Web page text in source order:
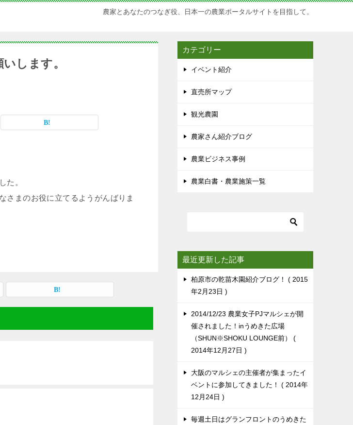
農家とあなたのつなぎ役、日本一の農業ポータルサイトを目指して。
します。
た。
さまのお役に立てるようがんばりま
カテゴリー
イベント紹介
直売所マップ
観光農園
農家さん紹介ブログ
農業ビジネス事例
農業白書・農業施策一覧
最近更新した記事
柏原市の乾苗木園紹介ブログ！
2015
年2月23日
2014/12/23 農業女子PJマルシェが開
催されました！inうめきた広場
（SHUN※SHOKU LOUNGE前）
2014年12月27日
大阪のマルシェの主催者が集まったイ
ベントに参加してきました！
2014年
12月24日
毎週土日はグランフロントのうめきた